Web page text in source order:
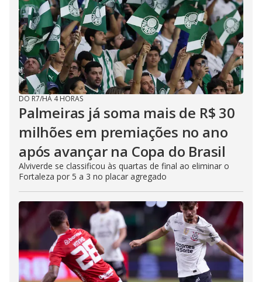
DO R7/HÁ 4 HORAS
Palmeiras já soma mais de R$ 30
milhões em premiações no ano
após avançar na Copa do Brasil
Alviverde se classificou às quartas de final ao eliminar o
Fortaleza por 5 a 3 no placar agregado